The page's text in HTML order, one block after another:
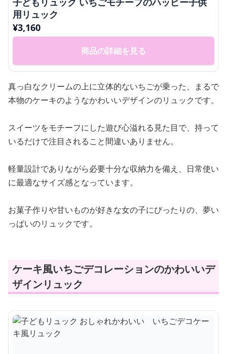
用リュック
¥3,160
商品の詳細を見る
真っ白なクリームの上に立体的ないちごが乗った、まるで
本物のケーキのようなかわいいデザインのリュックです。
スイーツをモチーフにした遊び心溢れる見た目で、持って
いるだけで注目されること間違いありません。
軽量設計でありながら必要十分な収納力を備え、日常使い
に最適なサイズ感となっています。
お菓子作りや甘いものが好きな女の子にぴったりの、夢い
っぱいのリュックです。
ケーキ風いちごデコレーションのかわいいデ
ザインリュック